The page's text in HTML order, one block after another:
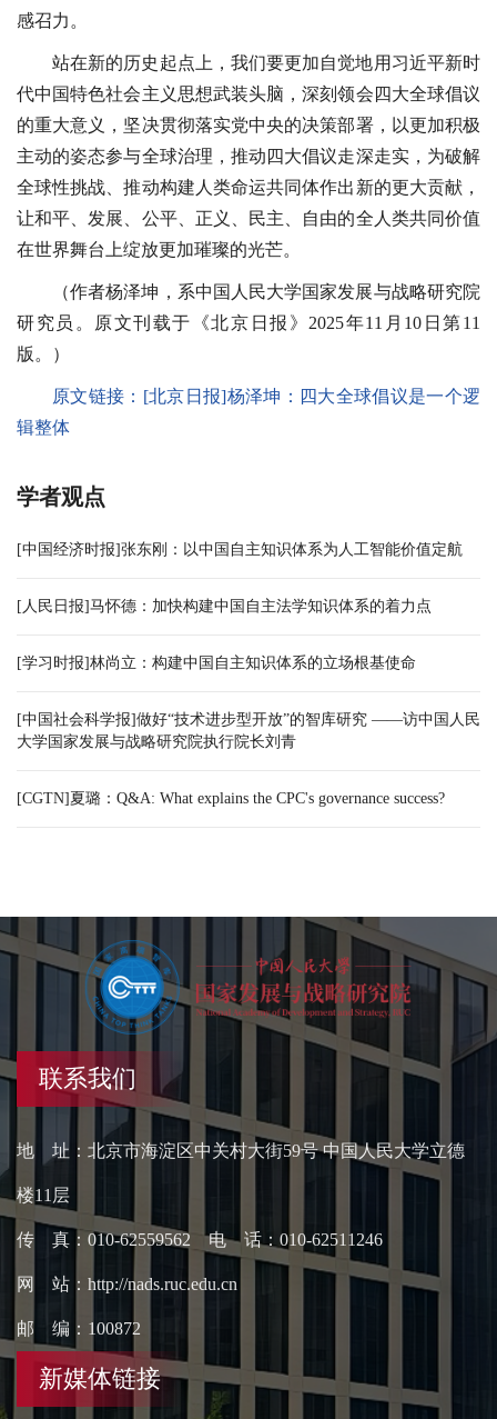
感召力。
站在新的历史起点上，我们要更加自觉地用习近平新时
代中国特色社会主义思想武装头脑，深刻领会四大全球倡议
的重大意义，坚决贯彻落实党中央的决策部署，以更加积极
主动的姿态参与全球治理，推动四大倡议走深走实，为破解
全球性挑战、推动构建人类命运共同体作出新的更大贡献，
让和平、发展、公平、正义、民主、自由的全人类共同价值
在世界舞台上绽放更加璀璨的光芒。
（作者杨泽坤，系中国人民大学国家发展与战略研究院
研究员。原文刊载于《北京日报》2025年11月10日第11
版。）
原文链接： [北京日报]杨泽坤：四大全球倡议是一个逻
辑整体
学者观点
[中国经济时报]张东刚：以中国自主知识体系为人工智能价值定航
[人民日报]马怀德：加快构建中国自主法学知识体系的着力点
[学习时报]林尚立：构建中国自主知识体系的立场根基使命
[中国社会科学报]做好“技术进步型开放”的智库研究 ——访中国人民
大学国家发展与战略研究院执行院长刘青
[CGTN]夏璐：Q&A: What explains the CPC's governance success?
联系我们
地 址：北京市海淀区中关村大街59号 中国人民大学立德
楼11层
传 真：010-62559562 电 话：010-62511246
网 站：http://nads.ruc.edu.cn
邮 编：100872
新媒体链接